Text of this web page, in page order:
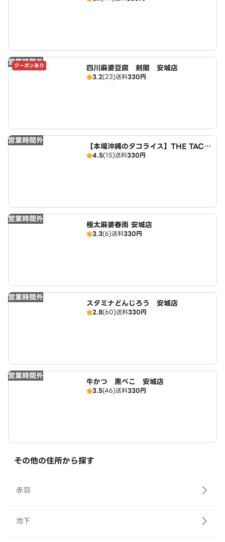
営業時間外
クーポンあり 四川麻婆豆腐 剣閣 安城店
3.2(23)送料330円
営業時間外
【本場沖縄のタコライス】THE TACO
RICE HOUSE 安城店
4.5(15)送料330円
営業時間外
極太麻婆春雨 安城店
3.3(6)送料330円
営業時間外
スタミナどんじろう 安城店
2.8(60)送料330円
営業時間外
牛かつ 黒べこ 安城店
3.5(46)送料330円
その他の住所から探す
赤羽
池下